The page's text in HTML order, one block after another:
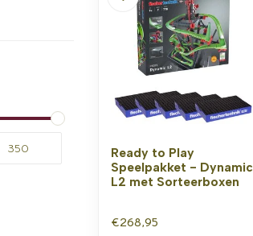
Ready to Play
Speelpakket - Dynamic
L2 met Sorteerboxen
€268,95